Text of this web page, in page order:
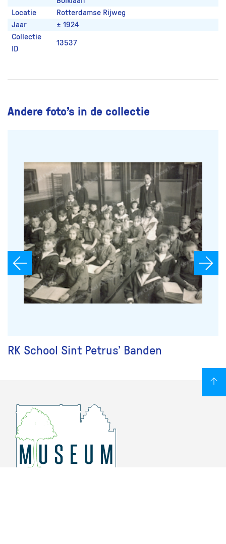
Locatie
Rotterdamse Rijweg
Jaar
± 1924
Collectie
ID
13537
Andere foto’s in de collectie
RK School Sint Petrus’ Banden